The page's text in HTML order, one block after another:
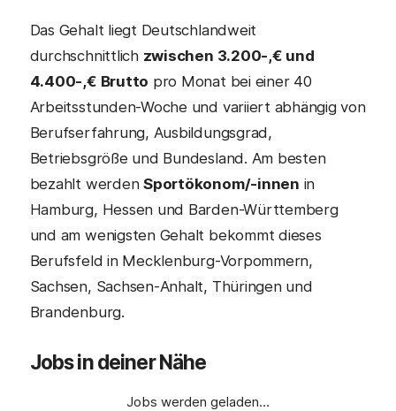
Das Gehalt liegt Deutschlandweit
durchschnittlich zwischen 3.200-,€ und
4.400-,€ Brutto pro Monat bei einer 40
Arbeitsstunden-Woche und variiert abhängig von
Berufserfahrung, Ausbildungsgrad,
Betriebsgröße und Bundesland. Am besten
bezahlt werdenSportökonom/-innen in
Hamburg, Hessen und Barden-Württemberg
und am wenigsten Gehalt bekommt dieses
Berufsfeld in Mecklenburg-Vorpommern,
Sachsen, Sachsen-Anhalt, Thüringen und
Brandenburg.
Jobs in deiner Nähe
Jobs werden geladen…